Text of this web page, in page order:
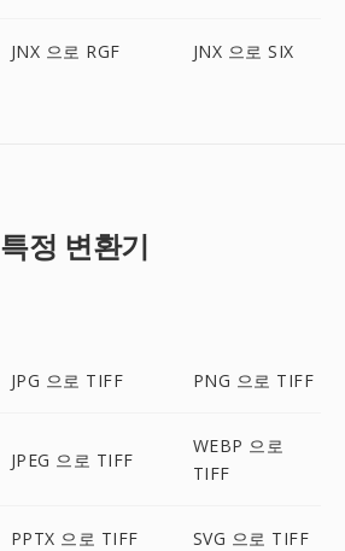
JNX 으로 RGF JNX 으로 SIX
특정 변환기
JPG 으로 TIFF PNG 으로 TIFF
JPEG 으로 TIFF
WEBP 으로
TIFF
PPTX 으로 TIFF SVG 으로 TIFF